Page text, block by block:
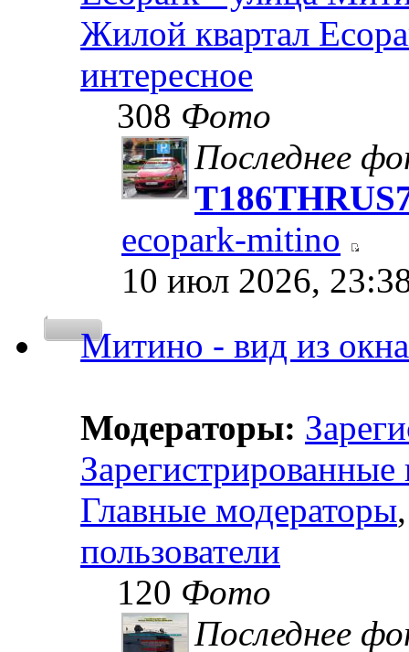
Жилой квартал
интересное
308 Фото
Последнее
ecopark-mitino
10 июл 2026,
Митино - вид из окна
Модераторы:
Зарегистрированные
Главные модераторы
пользователи
120 Фото
Последнее